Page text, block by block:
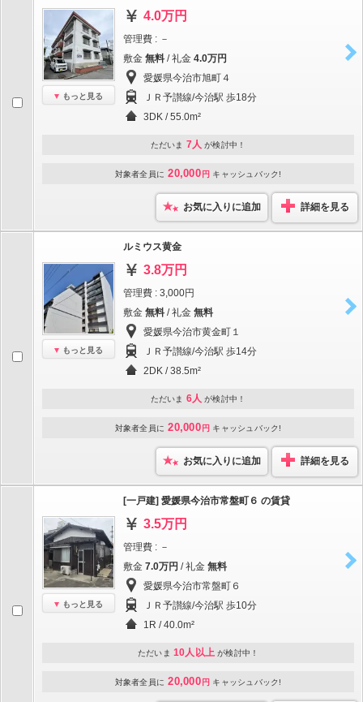
もっと見る
4.0万円
管理費 : －
敷金 無料 / 礼金 4.0万円
愛媛県今治市旭町４
ＪＲ予讃線/今治駅 歩18分
3DK / 55.0m²
ただいま 7人 が検討中！
対象者全員に 20,000 円 キャッシュバック!
お気に入りに追加 詳細を見る
もっと見る
ルミウス黄金
3.8万円
管理費 : 3,000円
敷金 無料 / 礼金 無料
愛媛県今治市黄金町１
ＪＲ予讃線/今治駅 歩14分
2DK / 38.5m²
ただいま 6人 が検討中！
対象者全員に 20,000 円 キャッシュバック!
お気に入りに追加 詳細を見る
もっと見る
[一戸建] 愛媛県今治市常盤町６ の賃貸
3.5万円
管理費 : －
敷金 7.0万円 / 礼金 無料
愛媛県今治市常盤町６
ＪＲ予讃線/今治駅 歩10分
1R / 40.0m²
ただいま 10人以上 が検討中！
対象者全員に 20,000 円 キャッシュバック!